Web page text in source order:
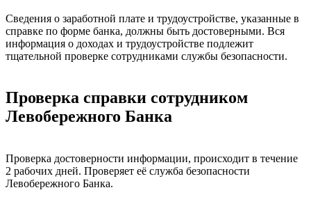
Сведения о заработной плате и трудоустройстве, указанные в
справке по форме банка, должны быть достоверными. Вся
информация о доходах и трудоустройстве подлежит
тщательной проверке сотрудниками службы безопасности.
Проверка справки сотрудником
Левобережного Банка
Проверка достоверности информации, происходит в течение
2 рабочих дней. Проверяет её служба безопасности
Левобережного Банка.